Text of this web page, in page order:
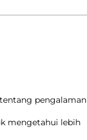
pengalaman
mengetahui lebih